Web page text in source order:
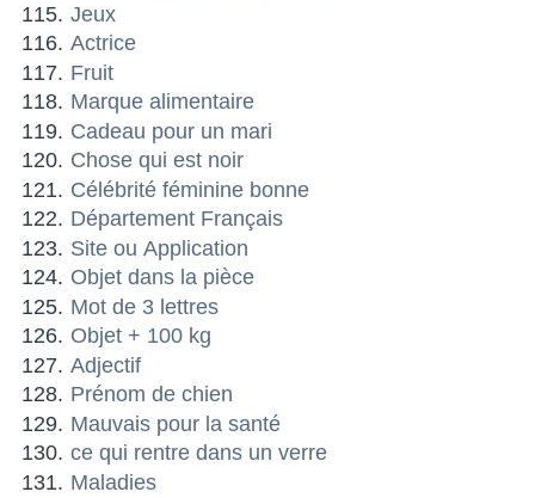
Jeux
Actrice
Fruit
Marque alimentaire
Cadeau pour un mari
Chose qui est noir
Célébrité féminine bonne
Département Français
Site ou Application
Objet dans la pièce
Mot de 3 lettres
Objet + 100 kg
Adjectif
Prénom de chien
Mauvais pour la santé
ce qui rentre dans un verre
Maladies